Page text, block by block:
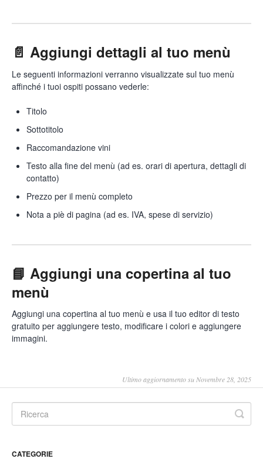
📄 Aggiungi dettagli al tuo menù
Le seguenti informazioni verranno visualizzate sul tuo menù
affinché i tuoi ospiti possano vederle:
Titolo
Sottotitolo
Raccomandazione vini
Testo alla fine del menù (ad es. orari di apertura, dettagli di
contatto)
Prezzo per il menù completo
Nota a piè di pagina (ad es. IVA, spese di servizio)
📘 Aggiungi una copertina al tuo
menù
Aggiungi una copertina al tuo menù e usa il tuo editor di testo
gratuito per aggiungere testo, modificare i colori e aggiungere
immagini.
Ultimo aggiornamento su Novembre 28, 2025
CATEGORIE